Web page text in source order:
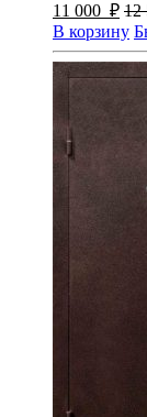
11 000 ₽ 12
В корзину